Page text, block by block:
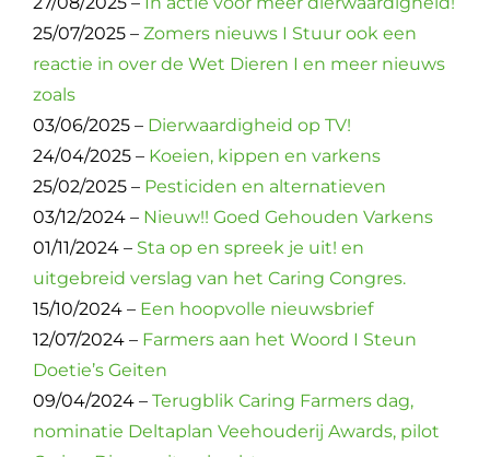
25/07/2025 – Zomers nieuws I Stuur ook een
reactie in over de Wet Dieren I en meer nieuws
zoals
03/06/2025 – Dierwaardigheid op TV!
24/04/2025 – Koeien, kippen en varkens
25/02/2025 – Pesticiden en alternatieven
03/12/2024 – Nieuw!! Goed Gehouden Varkens
01/11/2024 – Sta op en spreek je uit! en
uitgebreid verslag van het Caring Congres.
15/10/2024 – Een hoopvolle nieuwsbrief
12/07/2024 – Farmers aan het Woord I Steun
Doetie’s Geiten
09/04/2024 – Terugblik Caring Farmers dag,
nominatie Deltaplan Veehouderij Awards, pilot